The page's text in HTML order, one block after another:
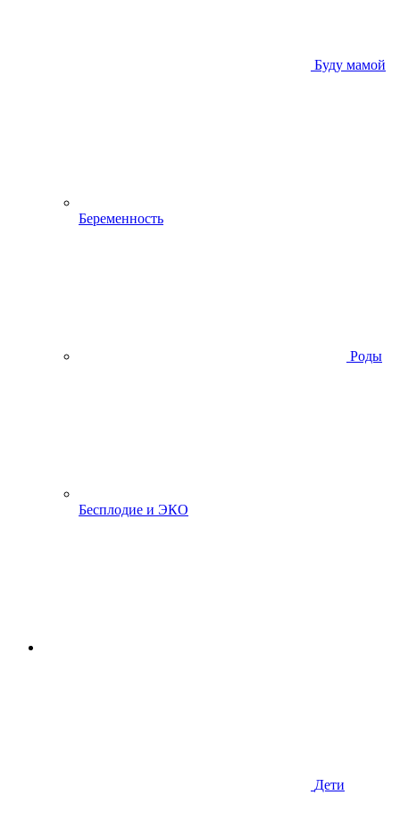
Буду мамой
Беременность
Роды
Бесплодие и ЭКО
Дети